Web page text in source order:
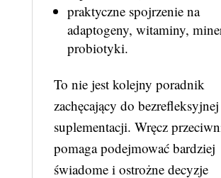
praktyczne spojrzenie na
adaptogeny, witaminy,
probiotyki.
To nie jest kolejny poradnik
zachęcający do bezrefleksyjnej
suplementacji. Wręcz
pomaga podejmować bardziej
świadome i ostrożne decyzje